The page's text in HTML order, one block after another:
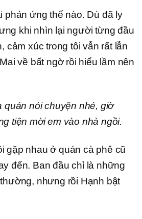
phản ứng thế nào. Dù đã ly
khi nhìn lại người từng đầu
cảm xúc trong tôi vẫn rất lẫn
về bất ngờ rồi hiểu lầm nên
quán nói chuyện nhé, giờ
tiện mời em vào nhà ngồi.
gặp nhau ở quán cà phê cũ
đến. Ban đầu chỉ là những
nhưng rồi Hạnh bật